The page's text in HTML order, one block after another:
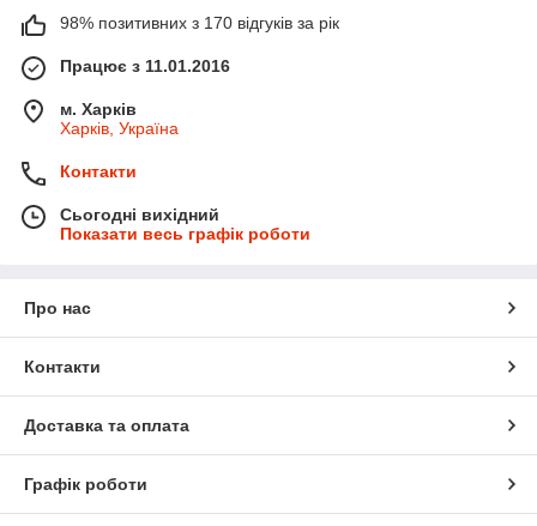
98% позитивних з 170 відгуків за рік
Працює з 11.01.2016
м. Харків
Харків, Україна
Контакти
Сьогодні вихідний
Показати весь графік роботи
Про нас
Контакти
Доставка та оплата
Графік роботи